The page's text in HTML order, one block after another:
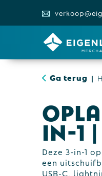
Ga terug |
in-1
Deze 3-in-1
een
USB-C,